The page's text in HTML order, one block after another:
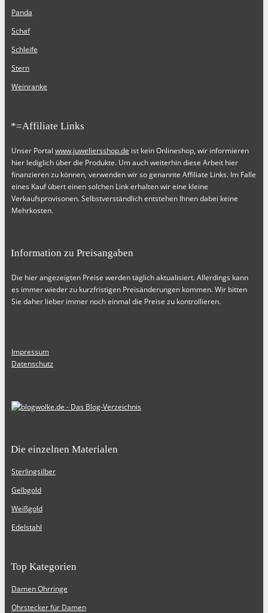
Panda
Schaf
Schleife
Stern
Weinranke
*=Affiliate Links
Unser Portal www.juweliersshop.de ist kein Onlineshop, wir informieren
hier lediglich über die Produkte. Um auch weiterhin diese Arbeit hier
finanzieren zu können, verwenden wir so genannte Affiliate Links. Im Falle
eines Kauf übert einen solchen Link erhalten wir eine kleine
Verkaufsprovisonen. Selbstverständlich entstehen Ihnen dabei keine
Mehrkosten.
Information zu Preisangaben
Die hier angezeigten Preise werden täglich aktualisiert. Allerdings kann
es immer wieder zu kurzfristigen Preisänderungen kommen. Wir bitten
Sie daher lieber immer noch einmal die Preise zu kontrollieren.
Impressum
Datenschutz
Die einzelnen Materialen
Sterlingsilber
Gelbgold
Weißgold
Edelstahl
Top Kategorien
Damen Ohrringe
Ohrstecker für Damen